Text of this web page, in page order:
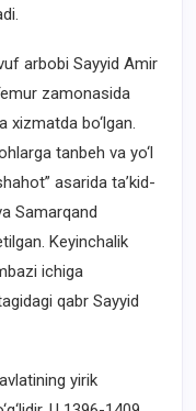
arbobi Sayyid Amir
zamonasida
xizmatda bo‘lgan.
tanbeh va yo‘l
asarida ta’kid-
Samarqand
Keyinchalik
ichiga
qabr Sayyid
yirik